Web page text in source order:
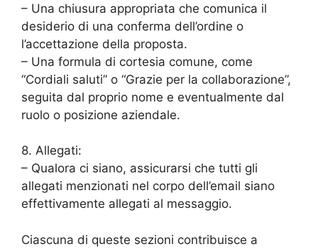
– Una chiusura appropriata che comunica il
desiderio di una conferma dell’ordine o
l’accettazione della proposta.
– Una formula di cortesia comune, come
“Cordiali saluti” o “Grazie per la collaborazione”,
seguita dal proprio nome e eventualmente dal
ruolo o posizione aziendale.
8. Allegati:
– Qualora ci siano, assicurarsi che tutti gli
allegati menzionati nel corpo dell’email siano
effettivamente allegati al messaggio.
Ciascuna di queste sezioni contribuisce a